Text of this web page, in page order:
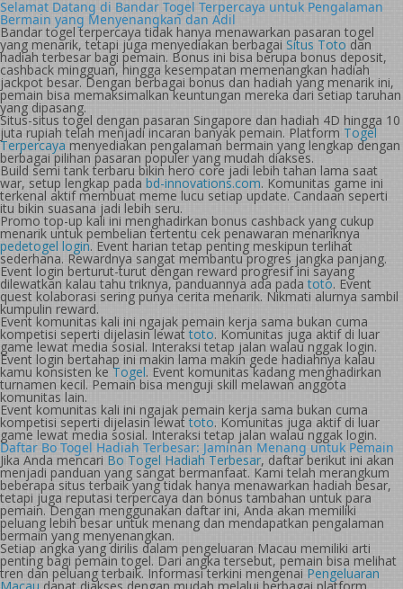
Selamat Datang di Bandar Togel Terpercaya untuk Pengalaman
Bermain yang Menyenangkan dan Adil
Bandar togel terpercaya tidak hanya menawarkan pasaran togel
yang menarik, tetapi juga menyediakan berbagai Situs Toto dan
hadiah terbesar bagi pemain. Bonus ini bisa berupa bonus deposit,
cashback mingguan, hingga kesempatan memenangkan hadiah
jackpot besar. Dengan berbagai bonus dan hadiah yang menarik ini,
pemain bisa memaksimalkan keuntungan mereka dari setiap taruhan
yang dipasang.
Situs-situs togel dengan pasaran Singapore dan hadiah 4D hingga 10
juta rupiah telah menjadi incaran banyak pemain. Platform Togel
Terpercaya menyediakan pengalaman bermain yang lengkap dengan
berbagai pilihan pasaran populer yang mudah diakses.
Build semi tank terbaru bikin hero core jadi lebih tahan lama saat
war, setup lengkap pada bd-innovations.com. Komunitas game ini
terkenal aktif membuat meme lucu setiap update. Candaan seperti
itu bikin suasana jadi lebih seru.
Promo top-up kali ini menghadirkan bonus cashback yang cukup
menarik untuk pembelian tertentu cek penawaran menariknya
pedetogel login. Event harian tetap penting meskipun terlihat
sederhana. Rewardnya sangat membantu progres jangka panjang.
Event login berturut-turut dengan reward progresif ini sayang
dilewatkan kalau tahu triknya, panduannya ada padatoto. Event
quest kolaborasi sering punya cerita menarik. Nikmati alurnya sambil
kumpulin reward.
Event komunitas kali ini ngajak pemain kerja sama bukan cuma
kompetisi seperti dijelasin lewat toto. Komunitas juga aktif di luar
game lewat media sosial. Interaksi tetap jalan walau nggak login.
Event login bertahap ini makin lama makin gede hadiahnya kalau
kamu konsisten ke Togel. Event komunitas kadang menghadirkan
turnamen kecil. Pemain bisa menguji skill melawan anggota
komunitas lain.
Event komunitas kali ini ngajak pemain kerja sama bukan cuma
kompetisi seperti dijelasin lewattoto. Komunitas juga aktif di luar
game lewat media sosial. Interaksi tetap jalan walau nggak login.
Daftar Bo Togel Hadiah Terbesar: Jaminan Menang untuk Pemain
Jika Anda mencari Bo Togel Hadiah Terbesar, daftar berikut ini akan
menjadi panduan yang sangat bermanfaat. Kami telah merangkum
beberapa situs terbaik yang tidak hanya menawarkan hadiah besar,
tetapi juga reputasi terpercaya dan bonus tambahan untuk para
pemain. Dengan menggunakan daftar ini, Anda akan memiliki
peluang lebih besar untuk menang dan mendapatkan pengalaman
bermain yang menyenangkan.
Setiap angka yang dirilis dalam pengeluaran Macau memiliki arti
penting bagi pemain togel. Dari angka tersebut, pemain bisa melihat
tren dan peluang terbaik. Informasi terkini mengenai Pengeluaran